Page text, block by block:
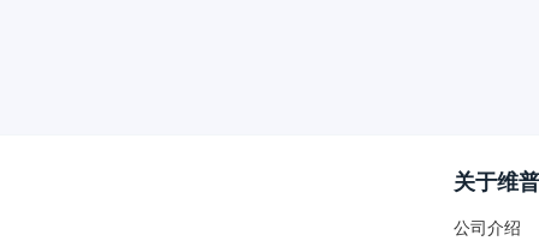
关于维普
公司介绍